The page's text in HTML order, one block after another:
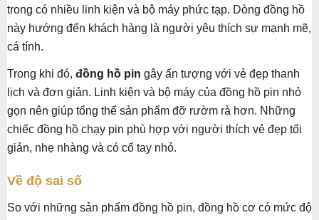
trong có nhiều linh kiện và bộ máy phức tạp. Dòng đồng hồ
này hướng đến khách hàng là người yêu thích sự mạnh mẽ,
cá tính.
Trong khi đó, đồng hồ pin gây ấn tượng với vẻ đẹp thanh
lịch và đơn giản. Linh kiện và bộ máy của đồng hồ pin nhỏ
gọn nên giúp tổng thể sản phẩm đỡ rườm rà hơn. Những
chiếc đồng hồ chạy pin phù hợp với người thích vẻ đẹp tối
giản, nhẹ nhàng và có cổ tay nhỏ.
Về độ sai số
So với những sản phẩm đồng hồ pin, đồng hồ cơ có mức độ